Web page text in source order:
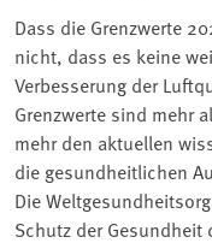
Dass die Grenzwerte
nicht, dass es keine
Verbesserung der
Grenzwerte sind mehr
mehr den aktuellen
die gesundheitlichen
Die
Schutz der